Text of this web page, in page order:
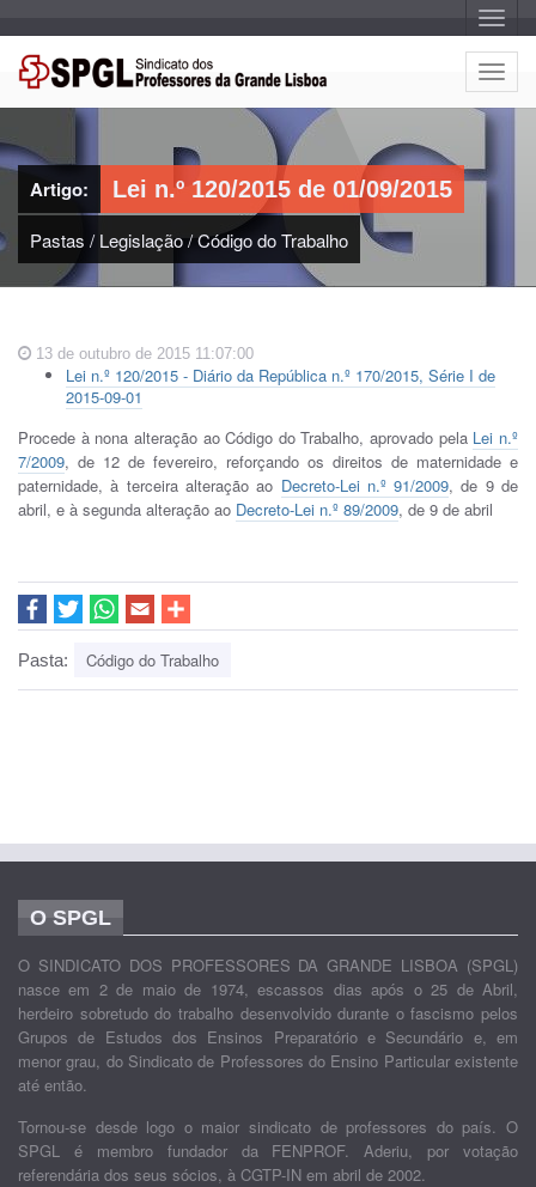
A
l
t
e
r
a
o
A
l
t
n
a
a
ã
o
Artigo: Lei n.º 120/2015 de 01/09/2015
Pastas / Legislação/Código do Trabalho
13 de outubro de 2015 11:07:00
Lei n.º 120/2015 - Diário da República n.º 170/2015, Série I de
2015-09-01
Procede à nona alteração ao Código do Trabalho, aprovado pela Lei n.º
7/2009, de 12 de fevereiro, reforçando os direitos de maternidade e
paternidade, à terceira alteração ao Decreto-Lei n.º 91/2009, de 9 de
abril, e à segunda alteração ao Decreto-Lei n.º 89/2009, de 9 de abril
Pasta: Código do Trabalho
O SPGL
O SINDICATO DOS PROFESSORES DA GRANDE LISBOA (SPGL)
nasce em 2 de maio de 1974, escassos dias após o 25 de Abril,
herdeiro sobretudo do trabalho desenvolvido durante o fascismo pelos
Grupos de Estudos dos Ensinos Preparatório e Secundário e, em
menor grau, do Sindicato de Professores do Ensino Particular existente
até então.
Tornou-se desde logo o maior sindicato de professores do país. O
SPGL é membro fundador da FENPROF. Aderiu, por votação
referendária dos seus sócios, à CGTP-IN em abril de 2002.